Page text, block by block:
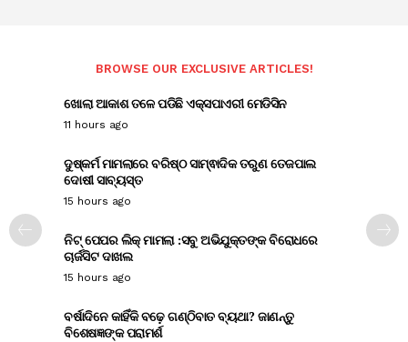
BROWSE OUR EXCLUSIVE ARTICLES!
ଖୋଲା ଆକାଶ ତଳେ ପଡିଛି ଏକ୍ସପାଏରୀ ମେଡିସିନ
11 hours ago
ଦୁଷ୍କର୍ମ ମାମଲାରେ ବରିଷ୍ଠ ସାମ୍ଵାଦିକ ତରୁଣ ତେଜପାଲ
ଦୋଷୀ ସାବ୍ୟସ୍ତ
15 hours ago
ନିଟ୍ ପେପର ଲିକ୍ ମାମଲା :ସବୁ ଅଭିଯୁକ୍ତଙ୍କ ବିରୋଧରେ
ଚାର୍ଜସିଟ ଦାଖଲ
15 hours ago
ବର୍ଷାଦିନେ କାହିଁକି ବଢ଼େ ଗଣ୍ଠିବାତ ବ୍ୟଥା? ଜାଣନ୍ତୁ
ବିଶେଷଜ୍ଞଙ୍କ ପରାମର୍ଶ